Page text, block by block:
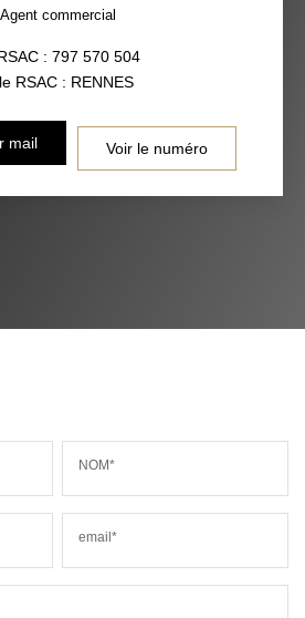
Agent commercial
: 797 570 504
RSAC : RENNES
mail Voir le numéro
NOM*
email*